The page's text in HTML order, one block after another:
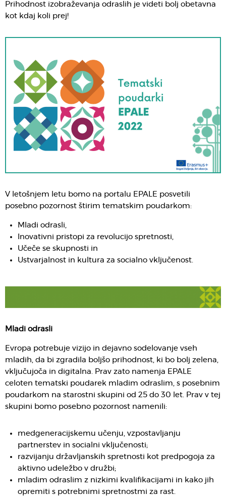
Prihodnost izobraževanja odraslih je videti bolj obetavna
kot kdaj koli prej!
V letošnjem letu bomo na portalu EPALE posvetili
posebno pozornost štirim tematskim poudarkom:
Mladi odrasli,
Inovativni pristopi za revolucijo spretnosti,
Učeče se skupnosti in
Ustvarjalnost in kultura za socialno vključenost.
Mladi odrasli
Evropa potrebuje vizijo in dejavno sodelovanje vseh
mladih, da bi zgradila boljšo prihodnost, ki bo bolj zelena,
vključujoča in digitalna. Prav zato namenja EPALE
celoten tematski poudarek mladim odraslim, s posebnim
poudarkom na starostni skupini od 25 do 30 let. Prav v tej
skupini bomo posebno pozornost namenili:
medgeneracijskemu učenju, vzpostavljanju
partnerstev in socialni vključenosti;
razvijanju državljanskih spretnosti kot predpogoja za
aktivno udeležbo v družbi;
mladim odraslim z nizkimi kvalifikacijami in kako jih
opremiti s potrebnimi spretnostmi za rast.